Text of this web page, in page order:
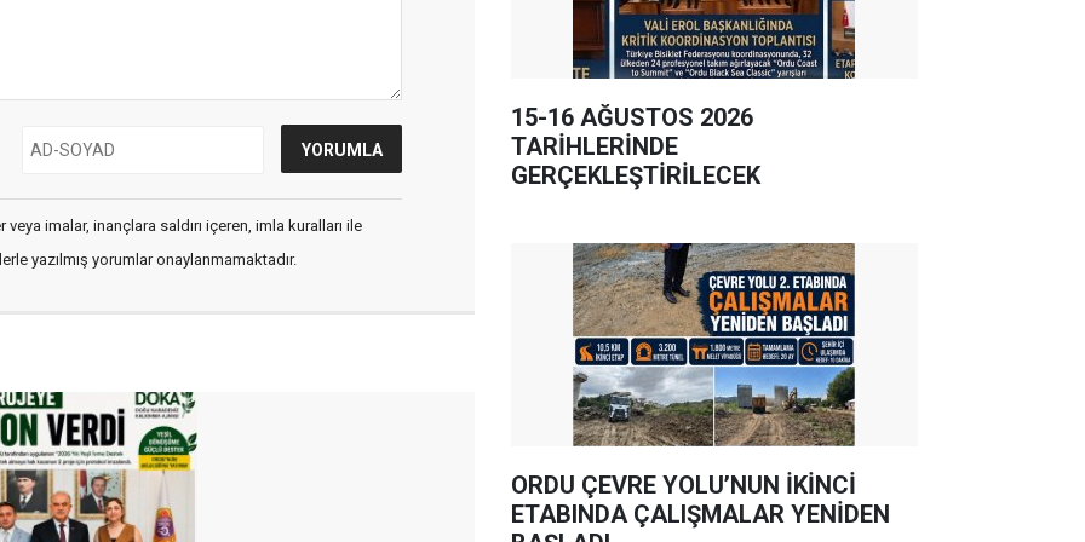
imalar, inançlara saldırı içeren, imla kuralları ile
yazılmış yorumlar onaylanmamaktadır.
15-16 AĞUSTOS 2026
TARİHLERİNDE
GERÇEKLEŞTİRİLECEK
ORDU ÇEVRE YOLU’NUN İKİNCİ
ETABINDA ÇALIŞMALAR YENİDEN